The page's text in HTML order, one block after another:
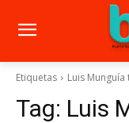
Etiquetas Luis
Tag: Luis